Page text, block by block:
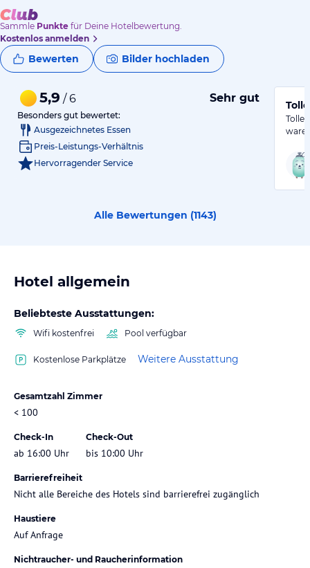
Sammle Punkte für Deine Hotelbewertung.
Kostenlos anmelden
Bewerten Bilder hochladen
5,9 / 6 Sehr gut
Besonders gut bewertet:
Ausgezeichnetes Essen
Preis-Leistungs-Verhältnis
Hervorragender Service
Alle Bewertungen (1143)
Hotel allgemein
Beliebteste Ausstattungen:
Wifi kostenfrei Pool verfügbar
Kostenlose Parkplätze Weitere Ausstattung
Gesamtzahl Zimmer
< 100
Check-In
ab 16:00 Uhr
Check-Out
bis 10:00 Uhr
Barrierefreiheit
Nicht alle Bereiche des Hotels sind barrierefrei zugänglich
Haustiere
Auf Anfrage
Nichtraucher- und Raucherinformation